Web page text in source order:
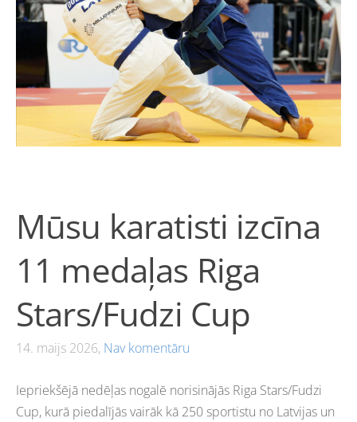
Mūsu karatisti izcīna
11 medaļas Riga
Stars/Fudzi Cup
14. maijs 2026, Nav komentāru
Iepriekšējā nedēļas nogalē norisinājās Riga Stars/Fudzi
Cup, kurā piedalījās vairāk kā 250 sportistu no Latvijas un